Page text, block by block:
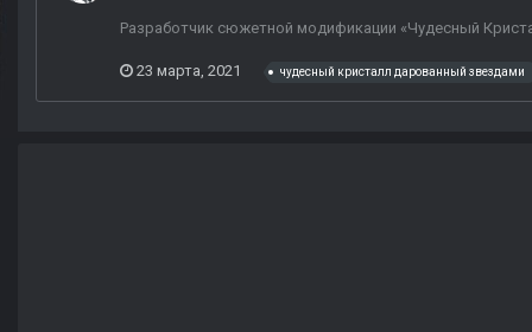
Разработчик сюжетной модификации «Чудесный
23 марта, 2021 чудесный кристалл дарованный звездами